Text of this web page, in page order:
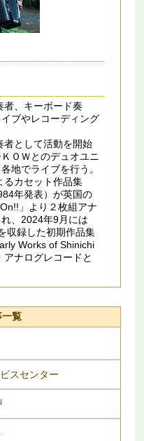
者、キーボード奏
ブやレコーディング
者として活動を開始
ＯＷとのデュオユニ
地でライブを行う。
るカセット作品集
年発表）が英国の
」より２枚組アナ
、2024年9月には
収録した初期作品集
Works of Shinichi
ナログレコードと
一覧
スセンター